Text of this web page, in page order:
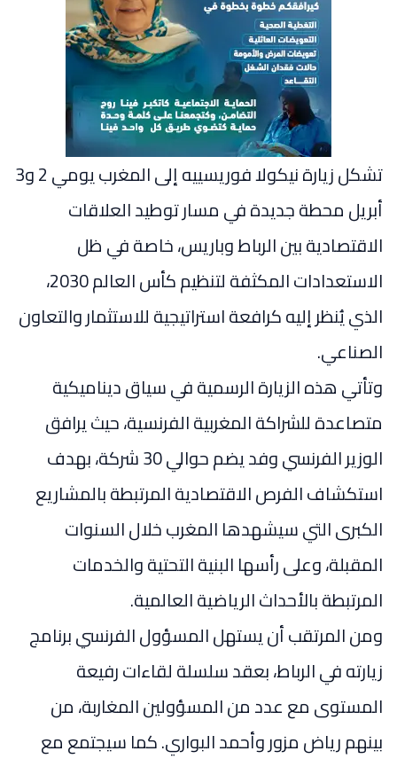
تشكل زيارةنيكولا فوريسييهإلىالمغرب
يومي 2 و3
أبريل محطة جديدة في مسار توطيد العلاقات
الاقتصادية بين الرباط وباريس، خاصة في ظل
الاستعدادات المكثفة لتنظيمكأس العالم 2030
،
الذي يُنظر إليه كرافعة استراتيجية للاستثمار والتعاون
الصناعي.
وتأتي هذه الزيارة الرسمية في سياق ديناميكية
متصاعدة للشراكة المغربية الفرنسية، حيث يرافق
الوزير الفرنسي وفد يضم حوالي 30 شركة، بهدف
استكشاف الفرص الاقتصادية المرتبطة بالمشاريع
الكبرى التي سيشهدها المغرب خلال السنوات
المقبلة، وعلى رأسها البنية التحتية والخدمات
المرتبطة بالأحداث الرياضية العالمية.
ومن المرتقب أن يستهل المسؤول الفرنسي برنامج
زيارته فيالرباط، بعقد سلسلة لقاءات رفيعة
المستوى مع عدد من المسؤولين المغاربة، من
بينهمرياض مزوروأحمد البواري. كما سيجتمع مع